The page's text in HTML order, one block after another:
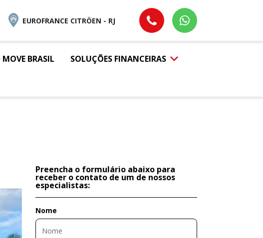
EUROFRANCE CITRÖEN - RJ
BRASIL
SOLUÇÕES FINANCEIRAS
Preencha o formulário abaixo para
receber o contato de um de nossos
especialistas:
Nome